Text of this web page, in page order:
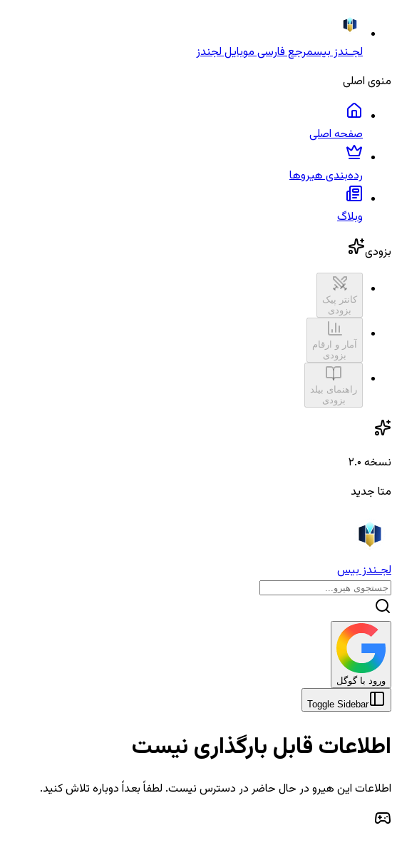
لجـندز بیسمرجع فارسی موبایل لجندز
منوی اصلی
صفحه اصلی
رده‌بندی هیروها
وبلاگ
بزودی
کانتر پیک
بزودی
آمار و ارقام
بزودی
راهنمای بیلد
بزودی
نسخه ۲.۰
متا جدید
لجـندز بیس
ورود با گوگل
Toggle Sidebar
اطلاعات قابل بارگذاری نیست
اطلاعات این هیرو در حال حاضر در دسترس نیست. لطفاً بعداً دوباره تلاش کنید.